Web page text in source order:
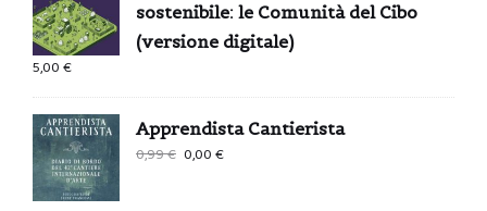
sostenibile: le Comunità del Cibo
(versione digitale)
5,00€
Apprendista Cantierista
0,99€ 0,00€